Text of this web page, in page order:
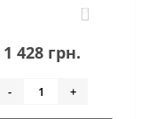
0
1 428 грн.
- +